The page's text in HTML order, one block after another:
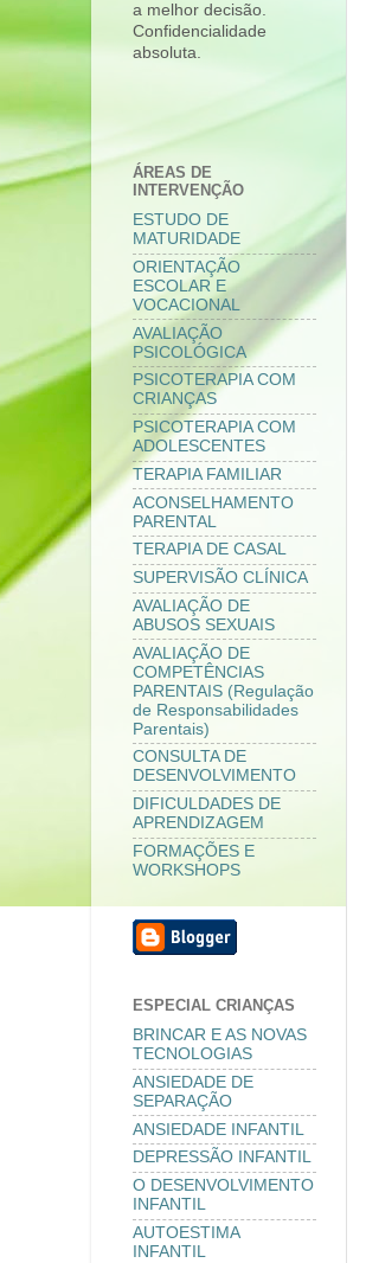
a melhor decisão.
Confidencialidade
absoluta.
ÁREAS DE
INTERVENÇÃO
ESTUDO DE
MATURIDADE
ORIENTAÇÃO
ESCOLAR E
VOCACIONAL
AVALIAÇÃO
PSICOLÓGICA
PSICOTERAPIA COM
CRIANÇAS
PSICOTERAPIA COM
ADOLESCENTES
TERAPIA FAMILIAR
ACONSELHAMENTO
PARENTAL
TERAPIA DE CASAL
SUPERVISÃO CLÍNICA
AVALIAÇÃO DE
ABUSOS SEXUAIS
AVALIAÇÃO DE
COMPETÊNCIAS
PARENTAIS (Regulação
de Responsabilidades
Parentais)
CONSULTA DE
DESENVOLVIMENTO
DIFICULDADES DE
APRENDIZAGEM
FORMAÇÕES E
WORKSHOPS
ESPECIAL CRIANÇAS
BRINCAR E AS NOVAS
TECNOLOGIAS
ANSIEDADE DE
SEPARAÇÃO
ANSIEDADE INFANTIL
DEPRESSÃO INFANTIL
O DESENVOLVIMENTO
INFANTIL
AUTOESTIMA
INFANTIL